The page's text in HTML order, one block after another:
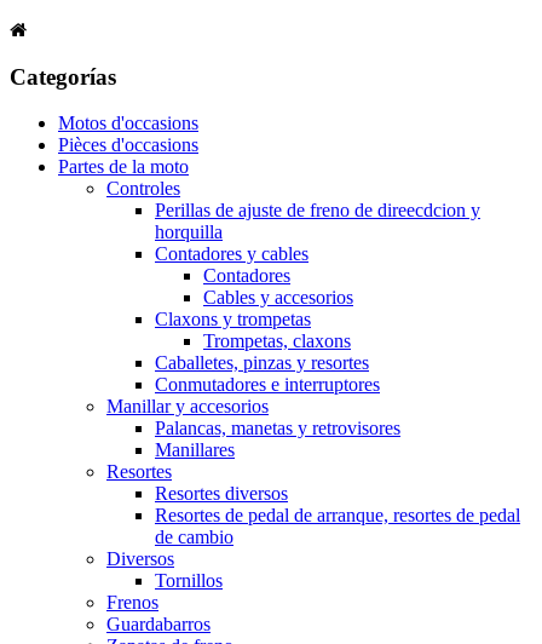
Categorías
Motos d'occasions
Pièces d'occasions
Partes de la moto
Controles
Perillas de ajuste de freno de direecdcion y
horquilla
Contadores y cables
Contadores
Cables y accesorios
Claxons y trompetas
Trompetas, claxons
Caballetes, pinzas y resortes
Conmutadores e interruptores
Manillar y accesorios
Palancas, manetas y retrovisores
Manillares
Resortes
Resortes diversos
Resortes de pedal de arranque, resortes de pedal
de cambio
Diversos
Tornillos
Frenos
Guardabarros